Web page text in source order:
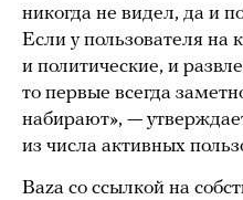
никогда не видел, да и
Если у пользователя на
и политические, и
то первые всегда
набирают», —
из числа активных
Baza со ссылкой на